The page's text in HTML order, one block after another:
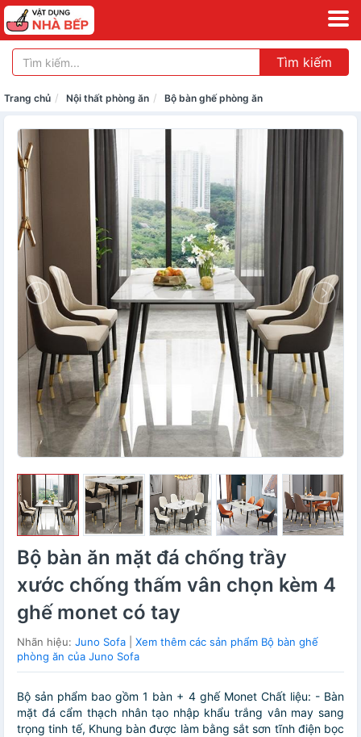
Tìm kiếm
Trang chủ Nội thất phòng ăn Bộ bàn ghế phòng ăn
Bộ bàn ăn mặt đá chống trầy
xước chống thấm vân chọn kèm 4
ghế monet có tay
Nhãn hiệu: Juno Sofa
Xem thêm các sản phẩm Bộ bàn ghế
phòng ăn của Juno Sofa
Bộ sản phẩm bao gồm 1 bàn + 4 ghế Monet Chất liệu: - Bàn
mặt đá cẩm thạch nhân tạo nhập khẩu trắng vân may sang
trọng tinh tế, Khung bàn được làm bằng sắt sơn tĩnh điện bọc